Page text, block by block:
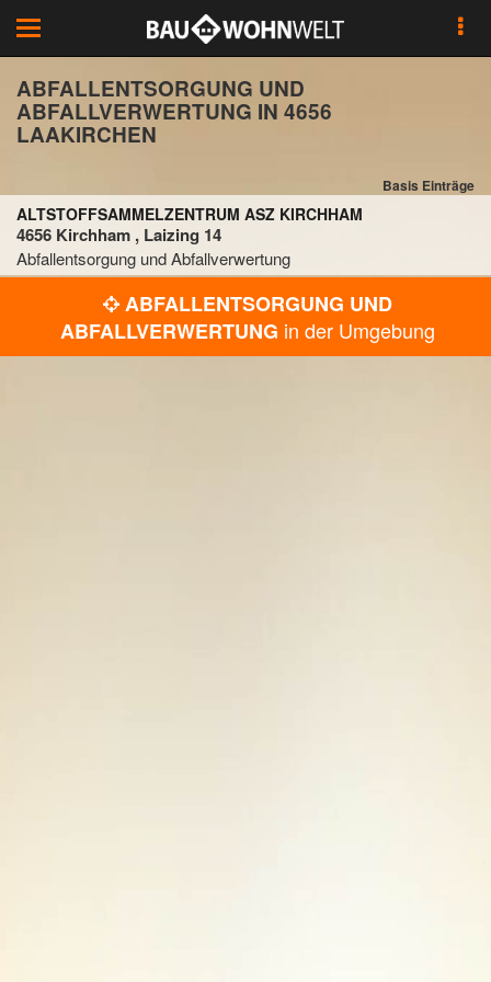
Toggle
navigation
ABFALLENTSORGUNG UND
ABFALLVERWERTUNG IN 4656
LAAKIRCHEN
Basis Einträge
ALTSTOFFSAMMELZENTRUM ASZ KIRCHHAM
4656 Kirchham , Laizing 14
Abfallentsorgung und Abfallverwertung
ABFALLENTSORGUNG UND
ABFALLVERWERTUNG in der Umgebung